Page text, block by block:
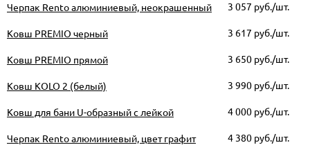
Черпак Rento алюминиевый, неокрашенный 3 057 руб./шт.
Ковш PREMIO черный 3 617 руб./шт.
Ковш PREMIO прямой 3 650 руб./шт.
Ковш KOLO 2 (белый) 3 990 руб./шт.
Ковш для бани U-образный с лейкой 4 000 руб./шт.
Черпак Rento алюминиевый, цвет графит 4 380 руб./шт.